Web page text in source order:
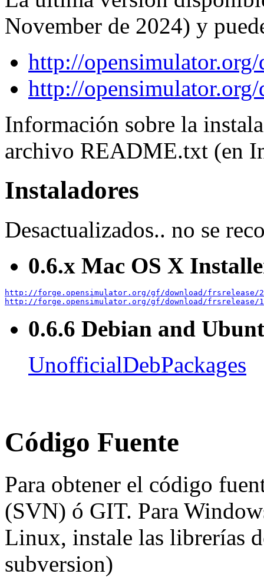
November de 2024) y
http://
http://
Información sobre la
archivo README.txt (en
Instaladores
Desactualizados.. no se
0.6.x Mac OS X
http://forge.opensimulator.org/gf/download/frsrelease/
http://forge.opensimulator.org/gf/download/frsrelease/
0.6.6 Debian and
UnofficialDebPackages
Código Fuente
Para obtener el código
(SVN) ó GIT. Para
Linux, instale las librerías
subversion)